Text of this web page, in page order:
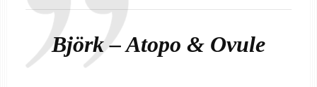
Björk – Atopo & Ovule